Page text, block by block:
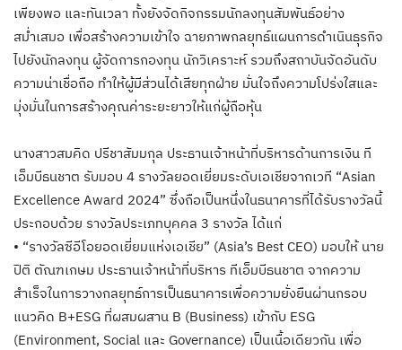
เพียงพอ และทันเวลา ทั้งยังจัดกิจกรรมนักลงทุนสัมพันธ์อย่าง
สม่ำเสมอ เพื่อสร้างความเข้าใจ ฉายภาพกลยุทธ์แผนการดำเนินธุรกิจ
ไปยังนักลงทุน ผู้จัดการกองทุน นักวิเคราะห์ รวมถึงสถาบันจัดอันดับ
ความน่าเชื่อถือ ทำให้ผู้มีส่วนได้เสียทุกฝ่าย มั่นใจถึงความโปร่งใสและ
มุ่งมั่นในการสร้างคุณค่าระยะยาวให้แก่ผู้ถือหุ้น
นางสาวสมคิด ปรีชาสัมมกุล ประธานเจ้าหน้าที่บริหารด้านการเงิน ที
เอ็มบีธนชาต รับมอบ 4 รางวัลยอดเยี่ยมระดับเอเชียจากเวที “Asian
Excellence Award 2024” ซึ่งถือเป็นหนึ่งในธนาคารที่ได้รับรางวัลนี้
ประกอบด้วย รางวัลประเภทบุคคล 3 รางวัล ได้แก่
• “รางวัลซีอีโอยอดเยี่ยมแห่งเอเชีย” (Asia’s Best CEO) มอบให้ นาย
ปิติ ตัณฑเกษม ประธานเจ้าหน้าที่บริหาร ทีเอ็มบีธนชาต จากความ
สำเร็จในการวางกลยุทธ์การเป็นธนาคารเพื่อความยั่งยืนผ่านกรอบ
แนวคิด B+ESG ที่ผสมผสาน B (Business) เข้ากับ ESG
(Environment, Social และ Governance) เป็นเนื้อเดียวกัน เพื่อ